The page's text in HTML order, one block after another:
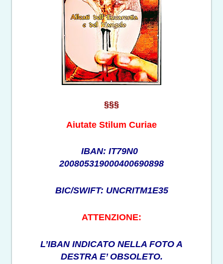
§§§
Aiutate Stilum Curiae
IBAN: IT79N0
200805319000400690898
BIC/SWIFT: UNCRITM1E35
ATTENZIONE:
L’IBAN INDICATO NELLA FOTO A
DESTRA E’ OBSOLETO.